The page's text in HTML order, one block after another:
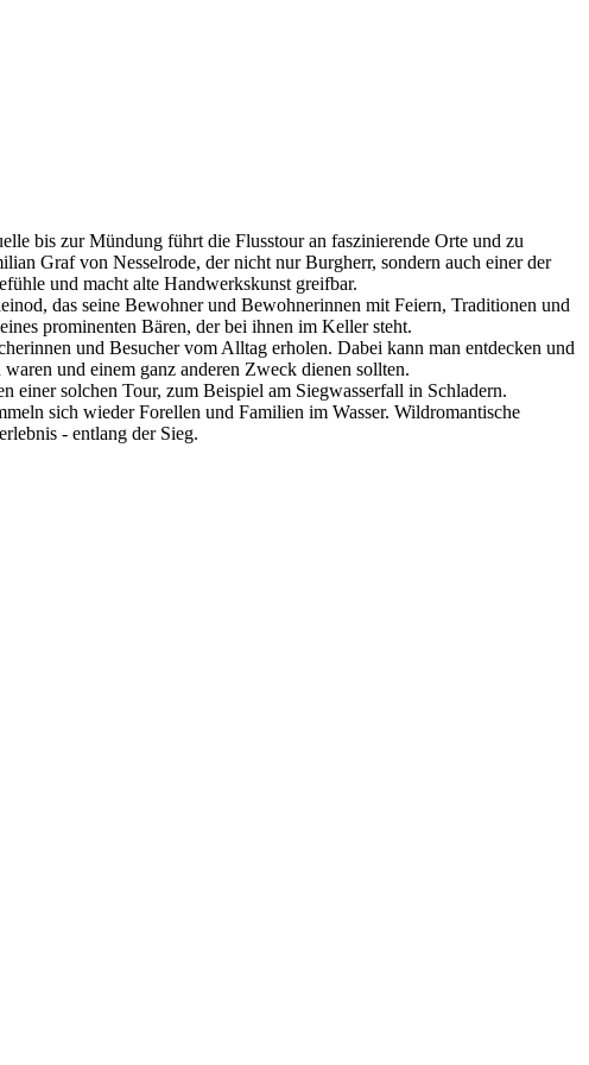
bis zur Mündung führt die Flusstour an faszinierende Orte und zu
Graf von Nesselrode, der nicht nur Burgherr, sondern auch einer der
und macht alte Handwerkskunst greifbar.
das seine Bewohner und Bewohnerinnen mit Feiern, Traditionen und
prominenten Bären, der bei ihnen im Keller steht.
und Besucher vom Alltag erholen. Dabei kann man entdecken und
und einem ganz anderen Zweck dienen sollten.
solchen Tour, zum Beispiel am Siegwasserfall in Schladern.
sich wieder Forellen und Familien im Wasser. Wildromantische
- entlang der Sieg.